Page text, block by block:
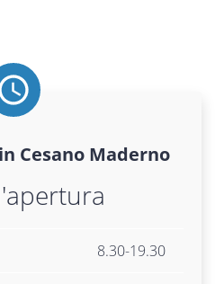
Cesano Maderno
8.30-19.30